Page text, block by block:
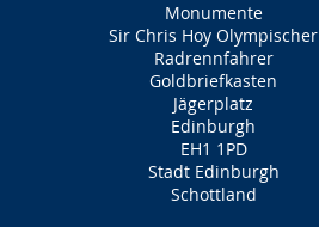
Monumente
Sir Chris Hoy Olympischer
Radrennfahrer
Goldbriefkasten
Jägerplatz
Edinburgh
EH1 1PD
Stadt Edinburgh
Schottland